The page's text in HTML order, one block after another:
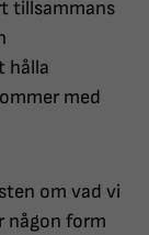
tillsammans
hålla
med
om vad vi
någon form